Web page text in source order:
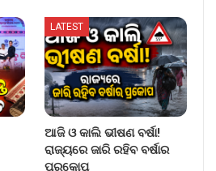
LATEST
ଆଜି ଓ କାଲି ଭୀଷଣ ବର୍ଷା!
ରାଜ୍ୟରେ ଜାରି ରହିବ ବର୍ଷାର
ପ୍ରକୋପ